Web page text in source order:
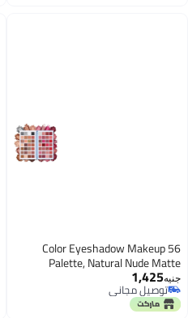
56 Color Eyeshadow Makeup
Palette, Natural Nude Matte
Shimmer Glitter Pigment Eye
Shadow Palette Set, Vegan &
Cruelty-free (56 COLOR)
جنيه1,425
توصيل مجاني
توصيل مجاني